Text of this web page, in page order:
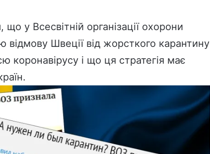
у Всесвітній організації охорони
відмову Швеції від жорсткого карантину
коронавірусу і що ця стратегія має